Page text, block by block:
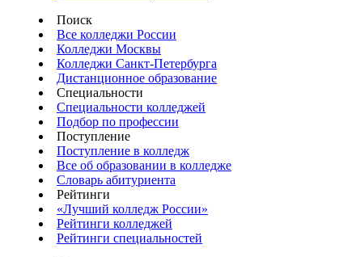
Поиск
Все колледжи России
Колледжи Москвы
Колледжи Санкт-Петербурга
Дистанционное образование
Специальности
Специальности колледжей
Подбор по профессии
Поступление
Поступление в колледж
Все об образовании в колледже
Словарь абитуриента
Рейтинги
«Лучший колледж России»
Рейтинги колледжей
Рейтинги специальностей